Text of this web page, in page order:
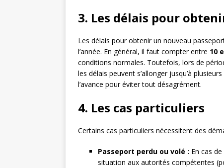
3. Les délais pour
Les délais pour obtenir un nouveau
l’année. En général, il faut compter entre 10
conditions normales. Toutefois, lors de
les délais peuvent s’allonger jusqu’à
l’avance pour éviter tout désagrément.
4. Les cas particuliers
Certains cas particuliers nécessitent des
Passeport perdu ou volé : En cas
situation aux autorités compétentes